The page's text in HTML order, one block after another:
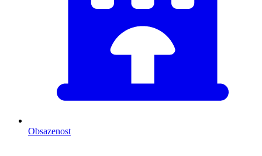
Obsazenost